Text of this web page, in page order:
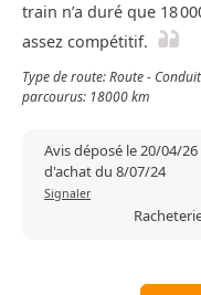
train n’a duré que 18
assez compétitif.
Type de route: Route -
parcourus: 18000 km
Avis déposé le 20/04/
d'achat du 8/07/24
Signaler